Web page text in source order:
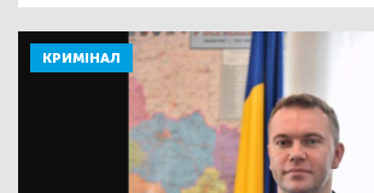
КРИМІНАЛ